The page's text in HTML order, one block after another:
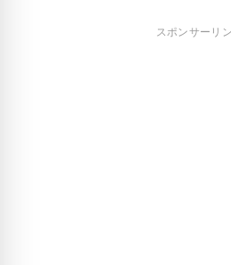
スポンサーリ